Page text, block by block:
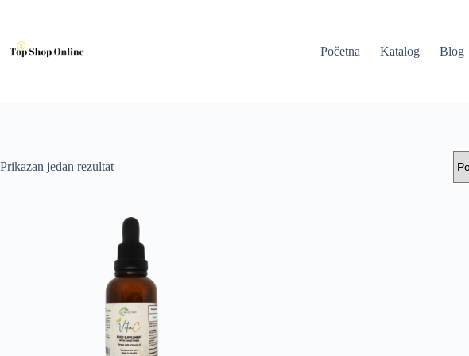
Početna
Katalog Blog
Prikazan jedan rezultat